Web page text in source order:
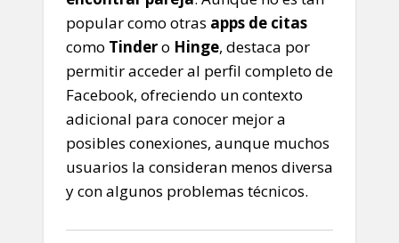
popular como otras apps de citas
como Tindero Hinge, destaca por
permitir acceder al perfil completo de
Facebook, ofreciendo un contexto
adicional para conocer mejor a
posibles conexiones, aunque muchos
usuarios la consideran menos diversa
y con algunos problemas técnicos.